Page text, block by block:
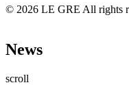
© 2026 LE GRE All rights
News
scroll